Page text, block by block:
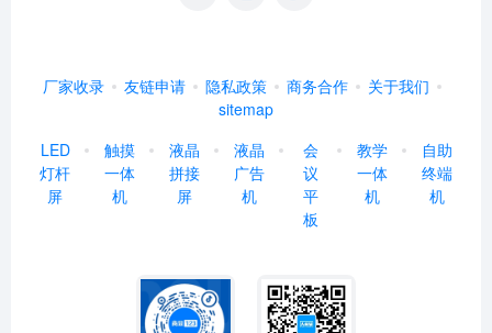
厂家收录 友链申请 隐私政策 商务合作
关于我们
sitemap
LED
灯杆
屏
触摸
一体
机
液晶
拼接
屏
液晶
广告
机
会
议
平
板
教学
一体
机
自助
终端
机